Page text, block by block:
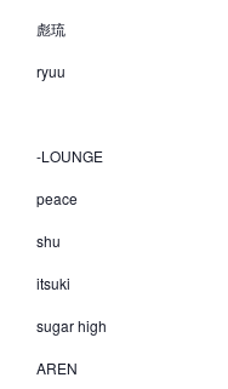
彪琉
ryuu
-LOUNGE
peace
shu
itsuki
sugar high
AREN